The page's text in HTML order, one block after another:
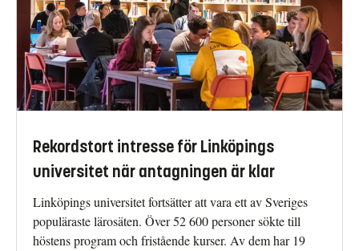
Rekordstort intresse för Linköpings
universitet när antagningen är klar
Linköpings universitet fortsätter att vara ett av Sveriges
populäraste lärosäten. Över 52 600 personer sökte till
höstens program och fristående kurser. Av dem har 19